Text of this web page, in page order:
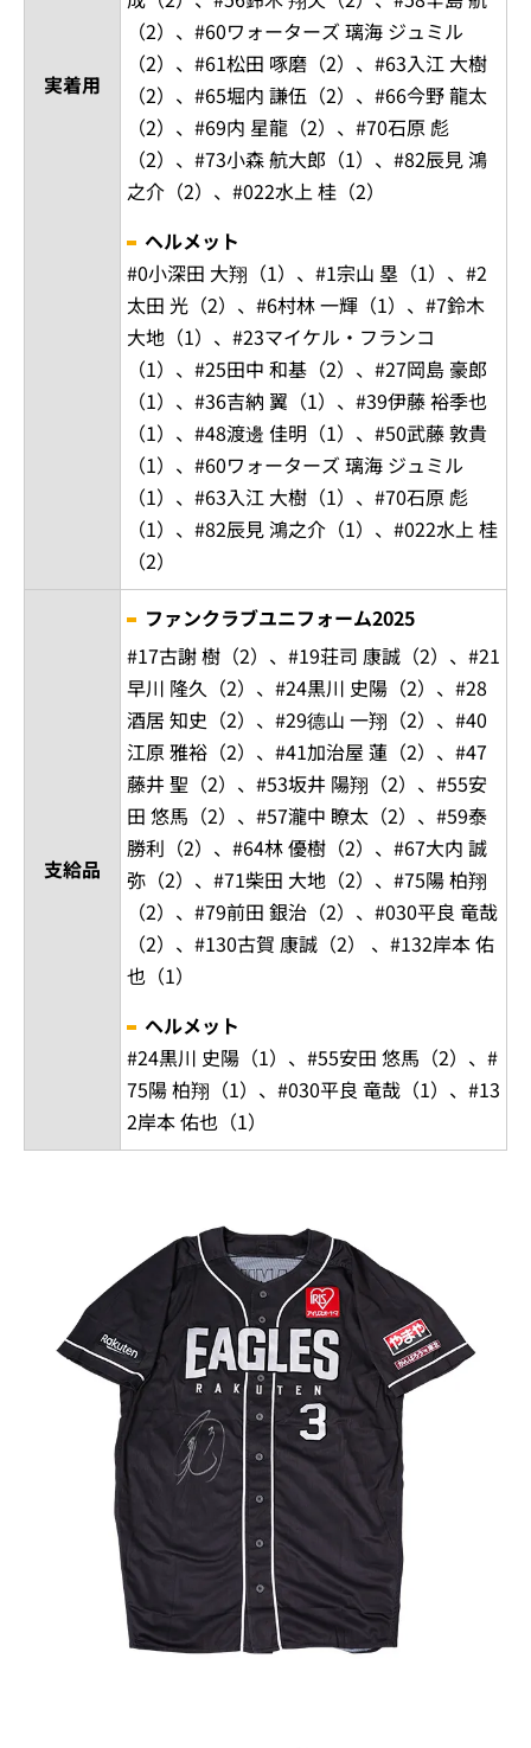
実着用
（2）、#60ワォーターズ 璃海 ジュミル
（2）、#61松田 啄磨（2）、#63入江 大樹
（2）、#65堀内 謙伍（2）、#66今野 龍太
（2）、#69内 星龍（2）、#70石原 彪
（2）、#73小森 航大郎（1）、#82辰見 鴻
之介（2）、#022水上 桂（2）
ヘルメット
#0小深田 大翔（1）、#1宗山 塁（1）、#2
太田 光（2）、#6村林 一輝（1）、#7鈴木
大地（1）、#23マイケル・フランコ
（1）、#25田中 和基（2）、#27岡島 豪郎
（1）、#36吉納 翼（1）、#39伊藤 裕季也
（1）、#48渡邊 佳明（1）、#50武藤 敦貴
（1）、#60ワォーターズ 璃海 ジュミル
（1）、#63入江 大樹（1）、#70石原 彪
（1）、#82辰見 鴻之介（1）、#022水上 桂
（2）
支給品
ファンクラブユニフォーム2025
#17古謝 樹（2）、#19荘司 康誠（2）、#21
早川 隆久（2）、#24黒川 史陽（2）、#28
酒居 知史（2）、#29德山 一翔（2）、#40
江原 雅裕（2）、#41加治屋 蓮（2）、#47
藤井 聖（2）、#53坂井 陽翔（2）、#55安
田 悠馬（2）、#57瀧中 瞭太（2）、#59泰
勝利（2）、#64林 優樹（2）、#67大内 誠
弥（2）、#71柴田 大地（2）、#75陽 柏翔
（2）、#79前田 銀治（2）、#030平良 竜哉
（2）、#130古賀 康誠（2） 、#132岸本 佑
也（1）
ヘルメット
#24黒川 史陽（1）、#55安田 悠馬（2）、#
75陽 柏翔（1）、#030平良 竜哉（1）、#13
2岸本 佑也（1）